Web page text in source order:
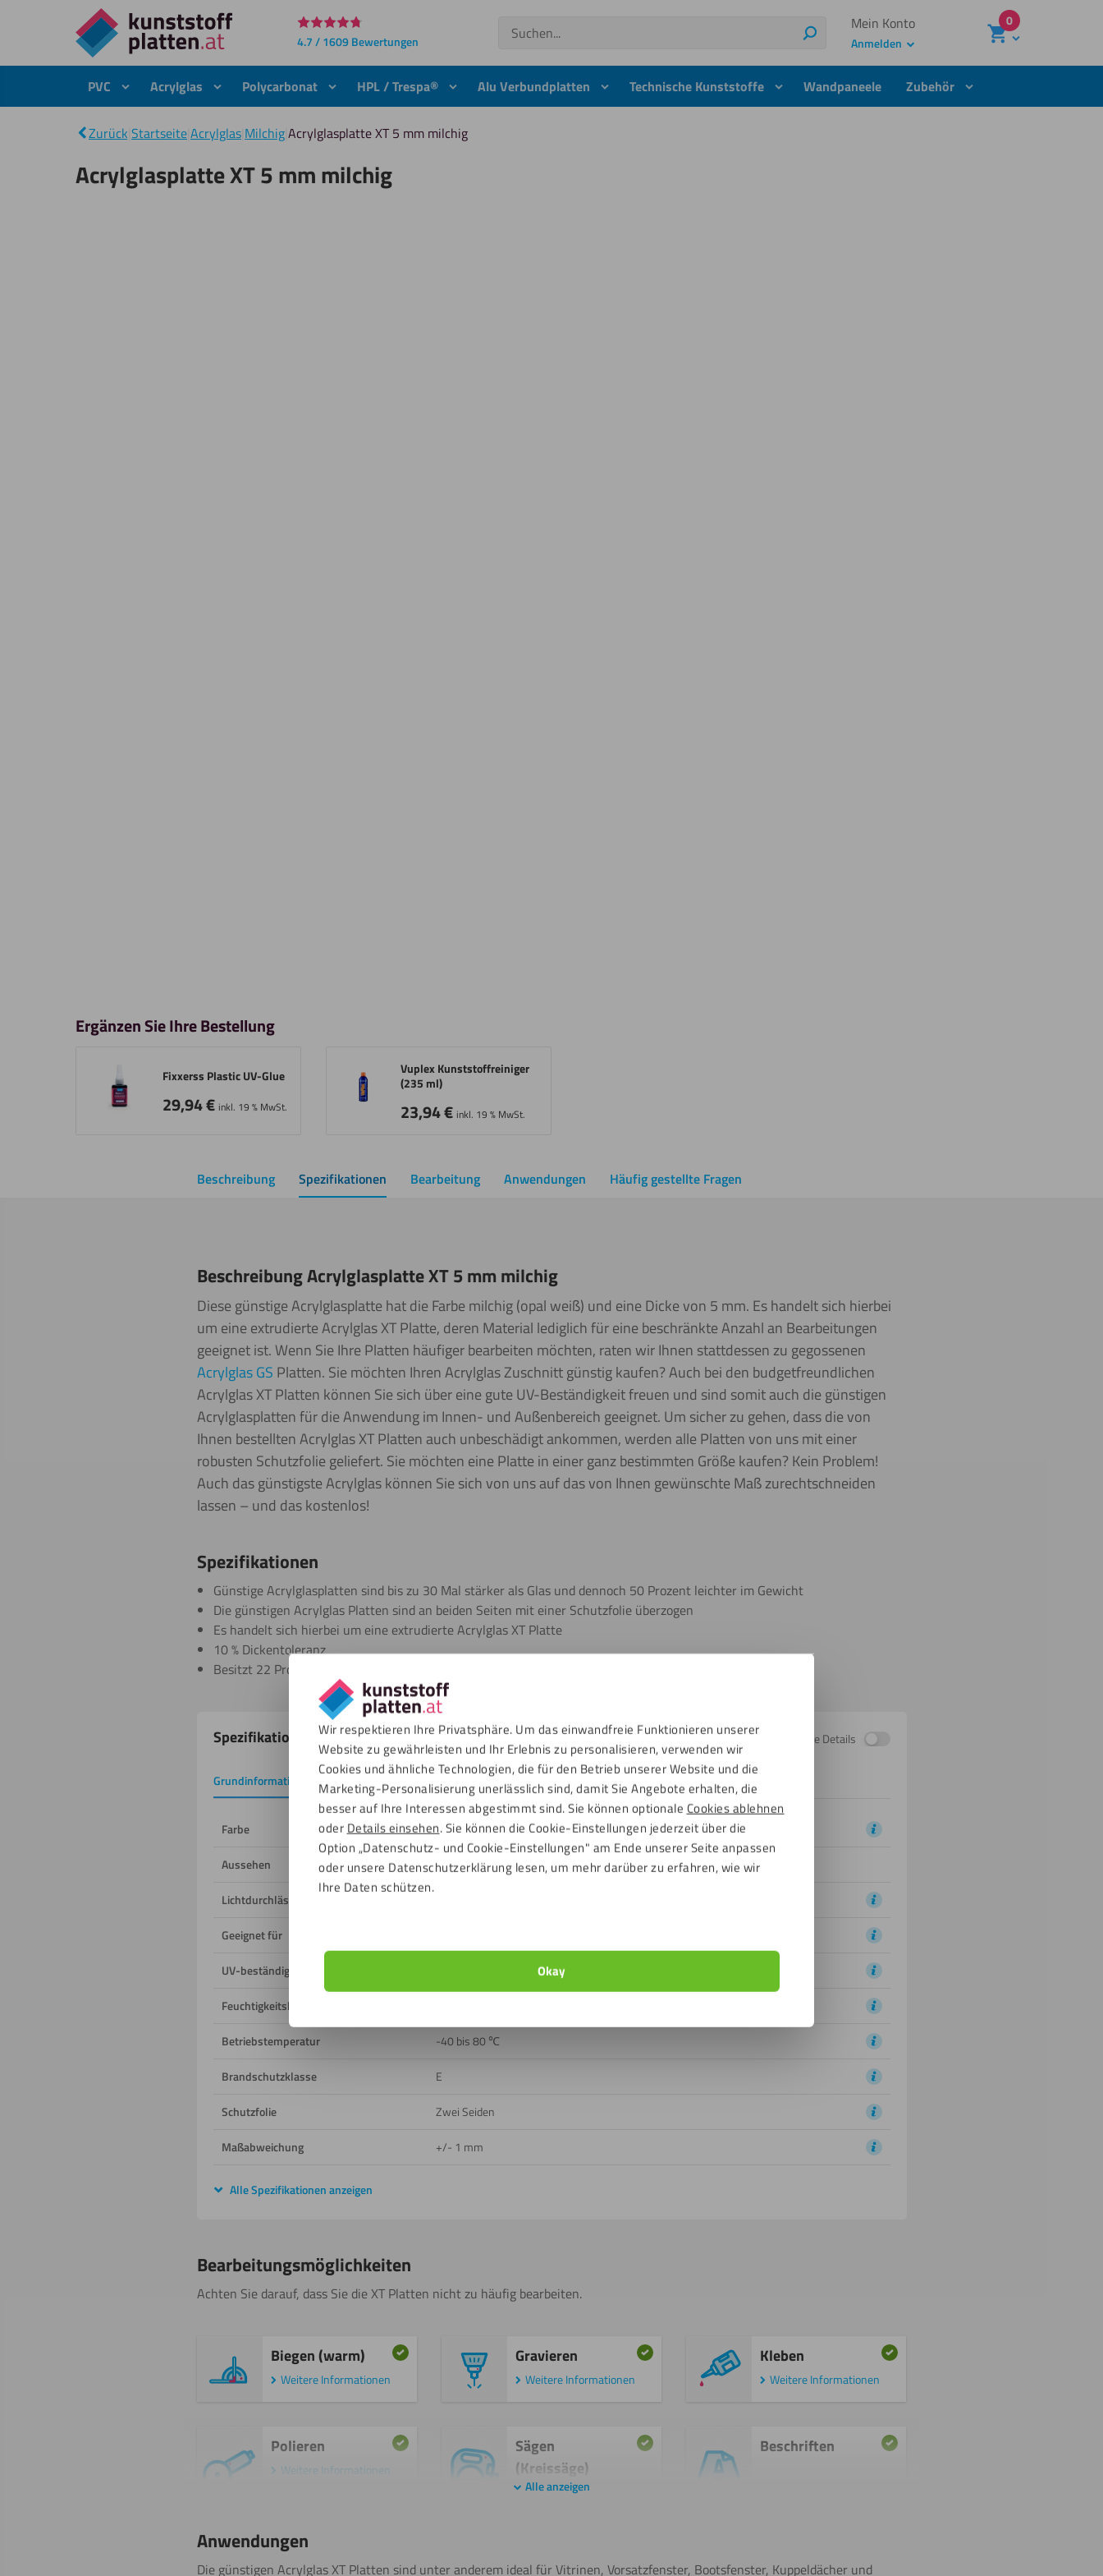
Wir respektieren Ihre Privatsphäre. Um das einwandfreie Funktionieren unserer
Website zu gewährleisten und Ihr Erlebnis zu personalisieren, verwenden wir
Cookies und ähnliche Technologien, die für den Betrieb unserer Website und die
Marketing-Personalisierung unerlässlich sind, damit Sie Angebote erhalten, die
besser auf Ihre Interessen abgestimmt sind. Sie können optionaleCookies ablehnen
oderDetails einsehen. Sie können die Cookie-Einstellungen jederzeit über die
Option „Datenschutz- und Cookie-Einstellungen" am Ende unserer Seite anpassen
oder unsere Datenschutzerklärung lesen, um mehr darüber zu erfahren, wie wir
Ihre Daten schützen.
Okay
Direkt
zum
4.7 / 1609 Bewertungen
Suchen
Suchen
Mein Konto
Anmelden
0
PVC Acrylglas Polycarbonat HPL / Trespa® Alu Verbundplatten Technische Kunststoffe Wandpaneele Zubehör
Zurück StartseiteAcrylglas MilchigAcrylglasplatte XT 5 mm milchig
Acrylglasplatte XT 5 mm milchig
Ergänzen Sie Ihre Bestellung
Fixxerss Plastic UV-Glue
29,94€ inkl. 19 % MwSt.
Vuplex Kunststoffreiniger
(235 ml)
23,94€ inkl. 19 % MwSt.
Beschreibung Spezifikationen Bearbeitung Anwendungen Häufig gestellte Fragen
Beschreibung Acrylglasplatte XT 5 mm milchig
Diese günstige Acrylglasplatte hat die Farbe milchig (opal weiß) und eine Dicke von 5 mm. Es handelt sich hierbei
um eine extrudierte Acrylglas XT Platte, deren Material lediglich für eine beschränkte Anzahl an Bearbeitungen
geeignet ist. Wenn Sie Ihre Platten häufiger bearbeiten möchten, raten wir Ihnen stattdessen zu gegossenen
Acrylglas GS Platten. Sie möchten Ihren Acrylglas Zuschnitt günstig kaufen? Auch bei den budgetfreundlichen
Acrylglas XT Platten können Sie sich über eine gute UV-Beständigkeit freuen und sind somit auch die günstigen
Acrylglasplatten für die Anwendung im Innen- und Außenbereich geeignet. Um sicher zu gehen, dass die von
Ihnen bestellten Acrylglas XT Platten auch unbeschädigt ankommen, werden alle Platten von uns mit einer
robusten Schutzfolie geliefert. Sie möchten eine Platte in einer ganz bestimmten Größe kaufen? Kein Problem!
Auch das günstigste Acrylglas können Sie sich von uns auf das von Ihnen gewünschte Maß zurechtschneiden
lassen – und das kostenlos!
Spezifikationen
Günstige Acrylglasplatten sind bis zu 30 Mal stärker als Glas und dennoch 50 Prozent leichter im Gewicht
Die günstigen Acrylglas Platten sind an beiden Seiten mit einer Schutzfolie überzogen
Es handelt sich hierbei um eine extrudierte Acrylglas XT Platte
10 % Dickentoleranz
Besitzt 22 Prozent Lichtdurchlässigkeit
Produkteigenschaften
Spezifikationen Zeige Details
Grundinformation Downloads
Farbe Opal weiß
Aussehen Glatt, Opal
Lichtdurchlässigkeit
Geeignet für
UV-beständig
Feuchtigkeitsbeständig
Betriebstemperatur -40 bis 80 ℃
Brandschutzklasse E
Schutzfolie Zwei Seiden
Maßabweichung +/- 1 mm
Alle Spezifikationen anzeigen
Bearbeitungsmöglichkeiten
Achten Sie darauf, dass Sie die XT Platten nicht zu häufig bearbeiten.
Biegen (warm)
Weitere Informationen
Gravieren
Weitere Informationen
Kleben
Weitere Informationen
Polieren
Weitere Informationen
Sägen
(Kreissäge)
Weitere Informationen
Beschriften
Fräsen
Alle anzeigen
Anwendungen
Die günstigen Acrylglas XT Platten sind unter anderem ideal für Vitrinen, Vorsatzfenster, Bootsfenster, Kuppeldächer und